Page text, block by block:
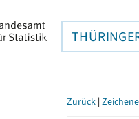
Zurück |